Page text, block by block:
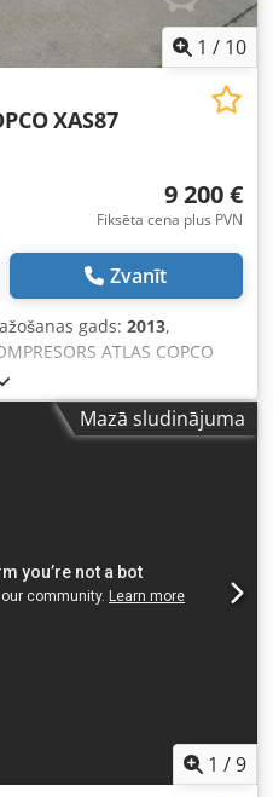
1 / 10
XAS87
9 200 €
Fiksēta cena plus PVN
Zvanīt
gads: 2013,
ATLAS COPCO
ATLAS COPCO
dati: Dodpfx Ahotu E
- Darba spiediens: 7 Bar -
Mazā sludinājuma
1 /9